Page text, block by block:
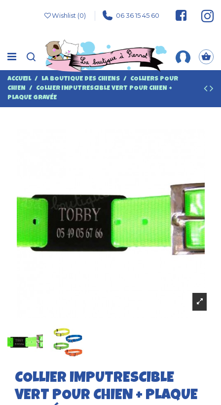
Wishlist (0) 06 36 15 45 60
ACCUEIL LA BOUTIQUE DES CHIENS
COLLIERS POUR
CHIEN
COLLIER IMPUTRESCIBLE VERT POUR CHIEN +
PLAQUE GRAVÉE
COLLIER IMPUTRESCIBLE
VERT POUR CHIEN + PLAQUE